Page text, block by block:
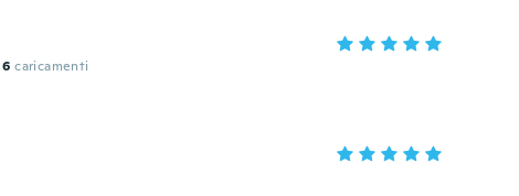
6 caricamenti